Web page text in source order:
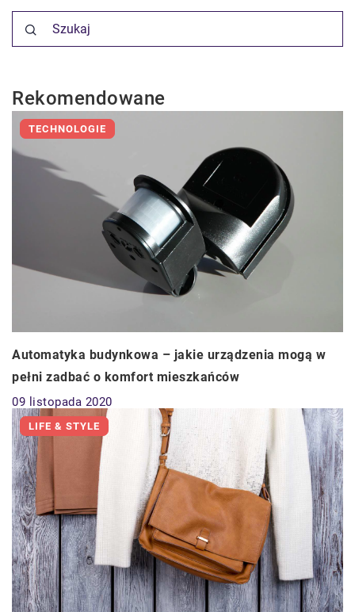
Rekomendowane
TECHNOLOGIE
Automatyka budynkowa – jakie urządzenia mogą w
pełni zadbać o komfort mieszkańców
09 listopada 2020
LIFE & STYLE